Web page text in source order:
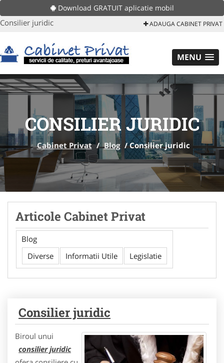
Download GRATUIT aplicatie mobil
Consilier juridic ADAUGA CABINET PRIVAT
MENU
CONSILIER JURIDIC
Cabinet Privat / Blog /Consilier juridic
Articole Cabinet Privat
Blog
Diverse
Informatii Utile Legislatie
Consilier juridic
Biroul unui
consilier juridic